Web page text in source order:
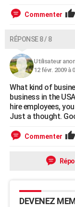
Commenter
RÉPONSE 8 / 8
Utilisateur
12 févr. 2009 à
What kind of
business in the
hire employees,
Just a thought.
Commenter
DEVENEZ